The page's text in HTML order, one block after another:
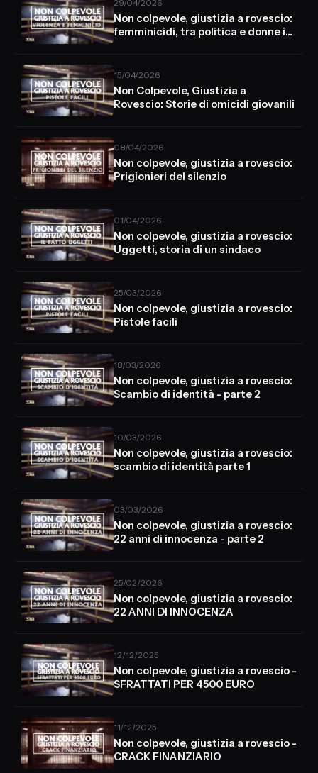
29/04/2026
Non colpevole, giustizia a rovescio:
femminicidi, tra politica e donne in
15/04/2026
Non Colpevole, Giustizia a
Rovescio: Storie di omicidi giovanili
08/04/2026
Non colpevole, giustizia a rovescio:
Prigionieri del silenzio
01/04/2026
Non colpevole, giustizia a rovescio:
Uggetti, storia di un sindaco
25/03/2026
Non colpevole, giustizia a rovescio:
Pistole facili
18/03/2026
Non colpevole, giustizia a rovescio:
Scambio di identità - parte 2
10/03/2026
Non colpevole, giustizia a rovescio:
scambio di identità parte 1
03/03/2026
Non colpevole, giustizia a rovescio:
22 anni di innocenza - parte 2
25/02/2026
Non colpevole, giustizia a rovescio:
22 ANNI DI INNOCENZA
12/12/2025
Non colpevole, giustizia a rovescio -
SFRATTATI PER 4500 EURO
11/12/2025
Non colpevole, giustizia a rovescio -
CRACK FINANZIARIO